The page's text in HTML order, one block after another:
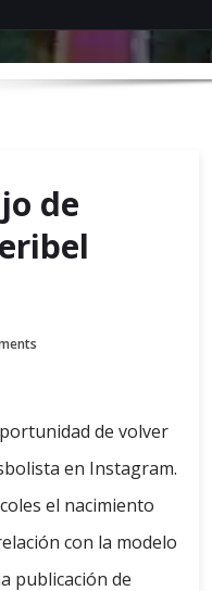
de
de volver
en Instagram.
el nacimiento
con la modelo
publicación de